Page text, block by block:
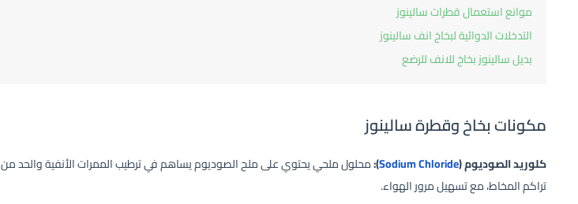
موانع استعمال قطرات سالينوز
التدخلات الدوائية لبخاخ انف سالينوز
بديل سالينوز بخاخ للانف للرضع
مكونات بخاخ وقطرة سالينوز
كلوريد الصوديوم (Sodium Chloride
):محلول ملحي يحتوي على ملح الصوديوم يساهم في ترطيب الممرات الأنفية والحد من
تراكم المخاط، مع تسهيل مرور الهواء.